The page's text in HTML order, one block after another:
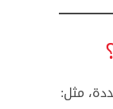
مثل: